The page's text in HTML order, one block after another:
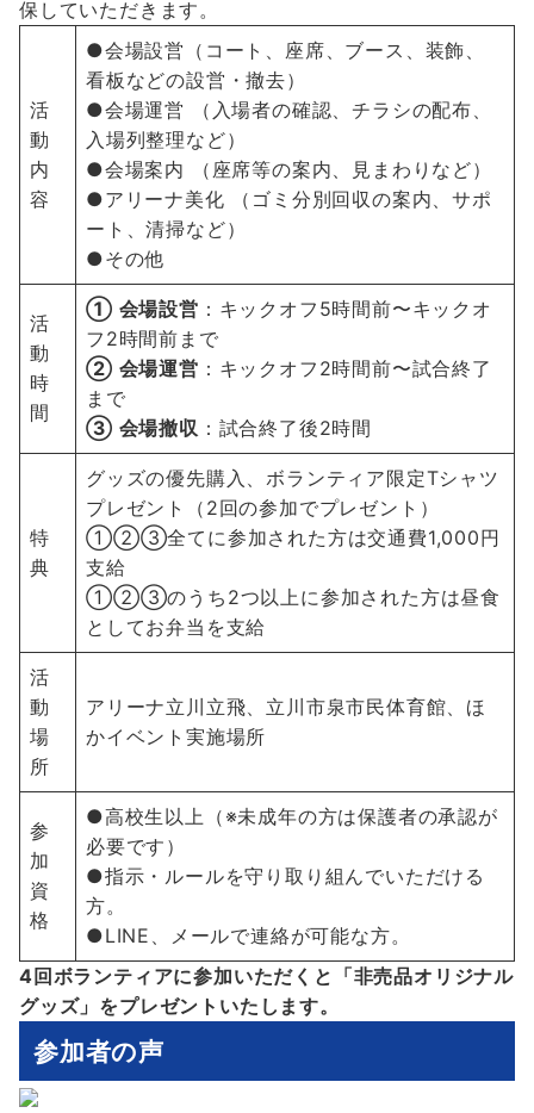
保していただきます。
活
動
内
容
●会場設営（コート、座席、ブース、装飾、
看板などの設営・撤去）
●会場運営 （入場者の確認、チラシの配布、
入場列整理など）
●会場案内 （座席等の案内、見まわりなど）
●アリーナ美化 （ゴミ分別回収の案内、サポ
ート、清掃など）
●その他
活
動
時
間
① 会場設営 ：キックオフ5時間前〜キックオ
フ2時間前まで
② 会場運営 ：キックオフ2時間前〜試合終了
まで
③ 会場撤収 ：試合終了後2時間
特
典
グッズの優先購入、ボランティア限定Tシャツ
プレゼント（2回の参加でプレゼント）
①②③全てに参加された方は交通費1,000円
支給
①②③のうち2つ以上に参加された方は昼食
としてお弁当を支給
活
動
場
所
アリーナ立川立飛、立川市泉市民体育館、ほ
かイベント実施場所
参
加
資
格
●高校生以上（※未成年の方は保護者の承認が
必要です）
●指示・ルールを守り取り組んでいただける
方。
●LINE、メールで連絡が可能な方。
4回ボランティアに参加いただくと「非売品オリジナル
グッズ」をプレゼントいたします。
参加者の声